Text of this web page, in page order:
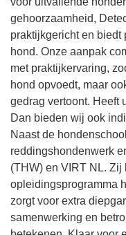
gehoorzaamheid,
praktijkgericht en biedt
hond. Onze aanpak
met praktijkervaring,
hond opvoedt, maar
gedrag vertoont. Heeft
Dan bieden wij ook
Naast de
reddingshondenwerk
(THW) en VIRT NL.
opleidingsprogramma
zorgt voor extra
samenwerking en